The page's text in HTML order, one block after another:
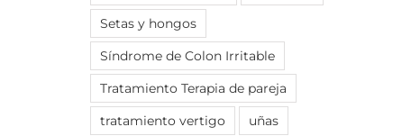
Setas y hongos
Síndrome de Colon Irritable
Tratamiento Terapia de pareja
tratamiento vertigo
uñas